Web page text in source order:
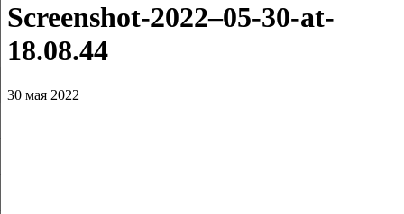
Screenshot-2022–05-30-at-
18.08.44
30 мая 2022